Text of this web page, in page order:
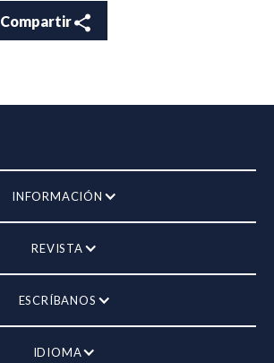
Compartir
INFORMACIÓN
REVISTA
ESCRÍBANOS
IDIOMA